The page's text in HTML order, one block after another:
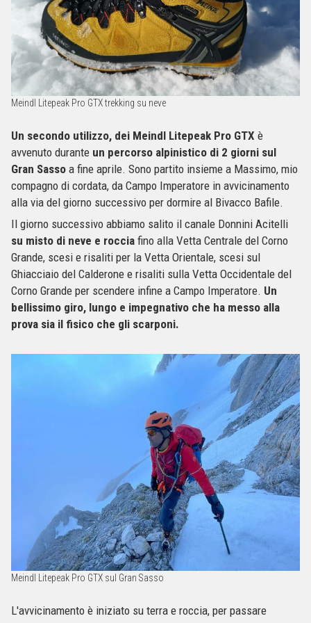
Meindl Litepeak Pro GTX trekking su neve
Un secondo utilizzo, dei Meindl Litepeak Pro GTX è
avvenuto durante un percorso alpinistico di 2 giorni sul
Gran Sasso a fine aprile. Sono partito insieme a Massimo, mio
compagno di cordata, da Campo Imperatore in avvicinamento
alla via del giorno successivo per dormire al Bivacco Bafile.
Il giorno successivo abbiamo salito il canale Donnini Acitelli
su misto di neve e roccia fino alla Vetta Centrale del Corno
Grande, scesi e risaliti per la Vetta Orientale, scesi sul
Ghiacciaio del Calderone e risaliti sulla Vetta Occidentale del
Corno Grande per scendere infine a Campo Imperatore. Un
bellissimo giro, lungo e impegnativo che ha messo alla
prova sia il fisico che gli scarponi.
Meindl Litepeak Pro GTX sul Gran Sasso
L'avvicinamento è iniziato su terra e roccia, per passare